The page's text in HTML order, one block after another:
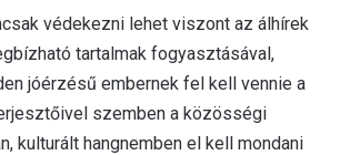
védekezni lehet viszont az álhírek
tartalmak fogyasztásával,
jóérzésű embernek fel kell vennie a
szemben a közösségi
kulturált hangnemben el kell mondani